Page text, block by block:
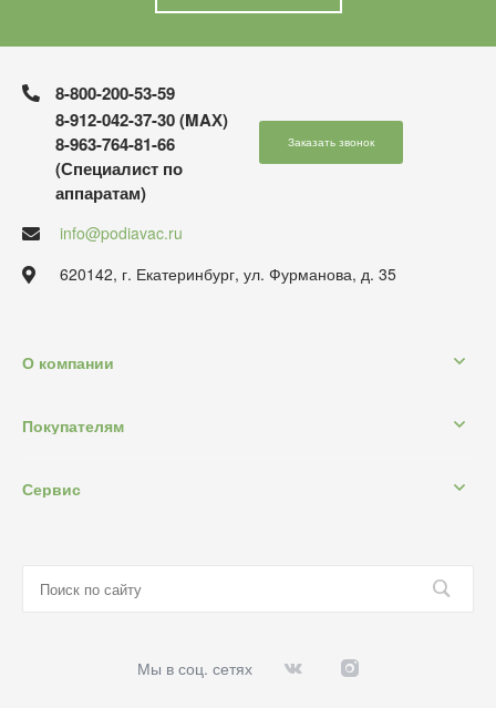
8-800-200-53-59
8-912-042-37-30 (MAХ)
8-963-764-81-66
(Специалист по
аппаратам)
Заказать звонок
info@podiavac.ru
620142, г. Екатеринбург, ул. Фурманова, д. 35
О компании
Покупателям
Сервис
Мы в соц. сетях